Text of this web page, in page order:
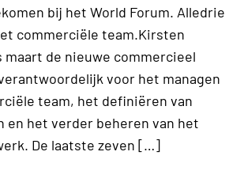
bij het World Forum. Alledrie
commerciële team.Kirsten
maart de nieuwe commercieel
voor het managen
team, het definiëren van
en het verder beheren van het
De laatste zeven […]